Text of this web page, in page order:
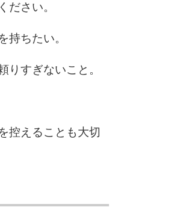
ださい。
持ちたい。
りすぎないこと。
控えることも大切